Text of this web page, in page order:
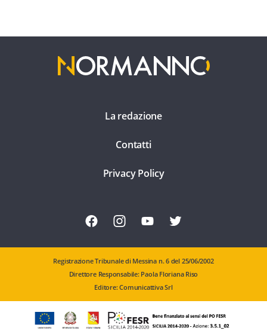
La redazione
Contatti
Privacy Policy
Registrazione Tribunale di Messina n. 6 del 25/06/2002
Direttore Responsabile: Paola Floriana Riso
Editore: Comunicattiva Srl